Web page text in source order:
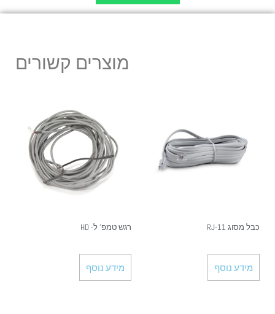
מוצרים קשורים
כבל מסוג RJ-11
מידע נוסף
רגש טמפ' ל- HD
מידע נוסף